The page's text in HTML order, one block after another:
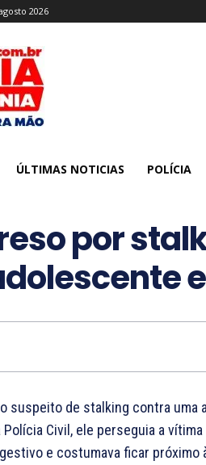
2026
ÚLTIMAS NOTICIAS POLÍCIA
por
suspeito de stalking contra uma
Polícia Civil, ele perseguia a
e costumava ficar próximo